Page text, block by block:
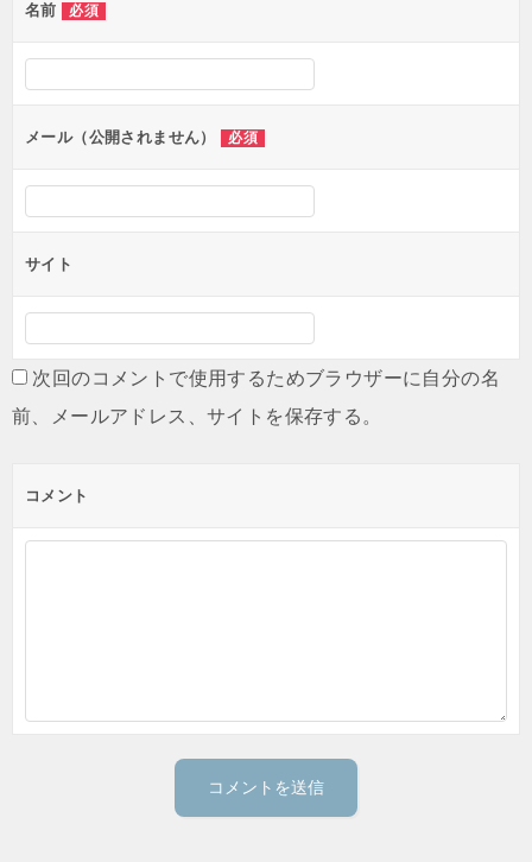
ー
シ
ョ
ン
名前 必須
メール（公開されません） 必須
サイト
次回のコメントで使用するためブラウザーに自分の名
前、メールアドレス、サイトを保存する。
コメント